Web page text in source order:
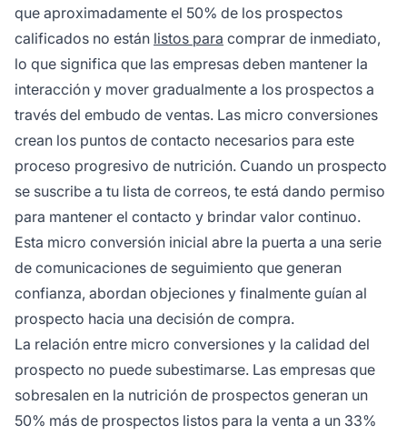
que aproximadamente el 50% de los prospectos
calificados no están listos para comprar de inmediato,
lo que significa que las empresas deben mantener la
interacción y mover gradualmente a los prospectos a
través del embudo de ventas. Las micro conversiones
crean los puntos de contacto necesarios para este
proceso progresivo de nutrición. Cuando un prospecto
se suscribe a tu lista de correos, te está dando permiso
para mantener el contacto y brindar valor continuo.
Esta micro conversión inicial abre la puerta a una serie
de comunicaciones de seguimiento que generan
confianza, abordan objeciones y finalmente guían al
prospecto hacia una decisión de compra.
La relación entre micro conversiones y la calidad del
prospecto no puede subestimarse. Las empresas que
sobresalen en la nutrición de prospectos generan un
50% más de prospectos listos para la venta a un 33%